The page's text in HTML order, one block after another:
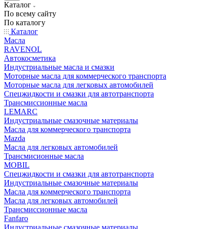
Каталог
По всему сайту
По каталогу
Каталог
Масла
RAVENOL
Автокосметика
Индустриальные масла и смазки
Моторные масла для коммерческого транспорта
Моторные масла для легковых автомобилей
Спецжидкости и смазки для автотранспорта
Трансмиссионные масла
LEMARC
Индустриальные смазочные материалы
Масла для коммерческого транспорта
Mazda
Масла для легковых автомобилей
Трансмисионные масла
MOBIL
Cпецжидкости и смазки для автотранспорта
Индустриальные смазочные материалы
Масла для коммерческого транспорта
Масла для легковых автомобилей
Трансмиссионные масла
Fanfaro
Индустриальные смазочные материалы